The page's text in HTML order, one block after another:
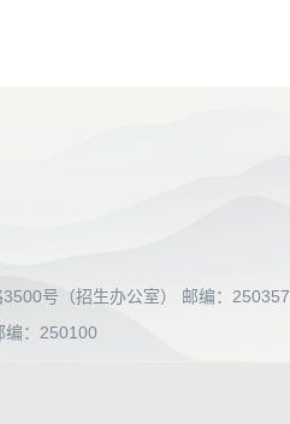
号（招生办公室） 邮编：250357
：250100